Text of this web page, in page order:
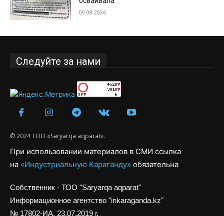
09.08.2026
Следуйте за нами
© 2024 ТОО «Saryarqa aqparat».
При использовании материалов в СМИ ссылка
на «Индустриальную Караганду» обязательна
Собственник - ТОО "Saryarqa aqparat"
Информационное агентство "inkaraganda.kz"
№ 17802-ИА, 23.07.2019 г.